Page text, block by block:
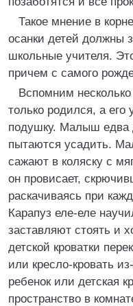
Такое мнение в
осанки детей должны
школьные учителя.
причем с самого
Вспомним
только родился, а его
подушку. Малыш едва
пытаются усадить.
сажают в коляску с
он провисает,
раскачиваясь при
Карапуз еле-еле
заставляют стоять и
детской кроватки
или кресло-кровать
ребенок или детская
пространство в